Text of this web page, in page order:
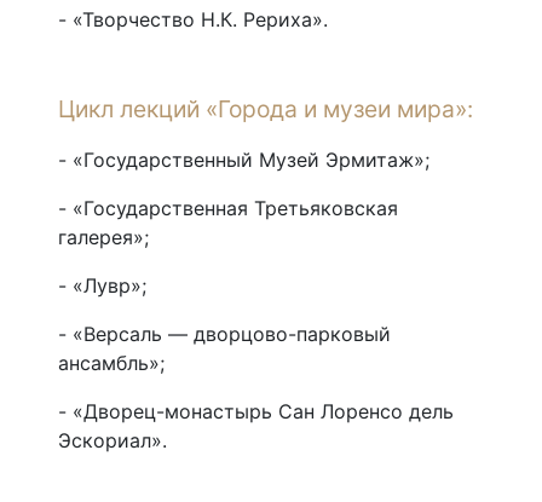
- «Творчество Н.К. Рериха».
Цикл лекций «Города и музеи мира»:
- «Государственный Музей Эрмитаж»;
- «Государственная Третьяковская
галерея»;
- «Лувр»;
- «Версаль — дворцово-парковый
ансамбль»;
- «Дворец-монастырь Сан Лоренсо дель
Эскориал».